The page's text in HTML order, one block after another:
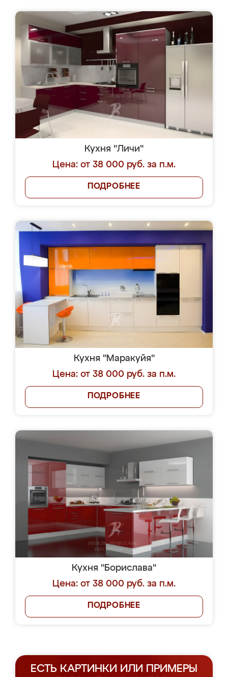
Кухня "Личи"
Цена: от 38 000 руб. за п.м.
ПОДРОБНЕЕ
Кухня "Маракуйя"
Цена: от 38 000 руб. за п.м.
ПОДРОБНЕЕ
Кухня "Борислава"
Цена: от 38 000 руб. за п.м.
ПОДРОБНЕЕ
ЕСТЬ КАРТИНКИ ИЛИ ПРИМЕРЫ